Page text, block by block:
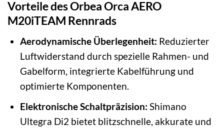
Vorteile des Orbea Orca AERO
M20iTEAM Rennrads
Aerodynamische Überlegenheit: Reduzierter
Luftwiderstand durch spezielle Rahmen- und
Gabelform, integrierte Kabelführung und
optimierte Komponenten.
Elektronische Schaltpräzision: Shimano
Ultegra Di2 bietet blitzschnelle, akkurate und